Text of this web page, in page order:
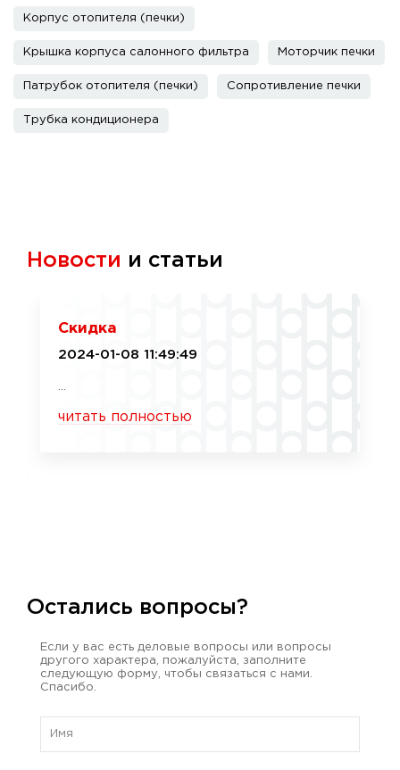
Корпус отопителя (печки)
Крышка корпуса салонного фильтра Моторчик печки
Патрубок отопителя (печки) Сопротивление печки
Трубка кондиционера
Новости и статьи
Скидка
2024-01-08 11:49:49
читать полностью
Остались вопросы?
Если у вас есть деловые вопросы или вопросы
другого характера, пожалуйста, заполните
следующую форму, чтобы связаться с нами.
Спасибо.